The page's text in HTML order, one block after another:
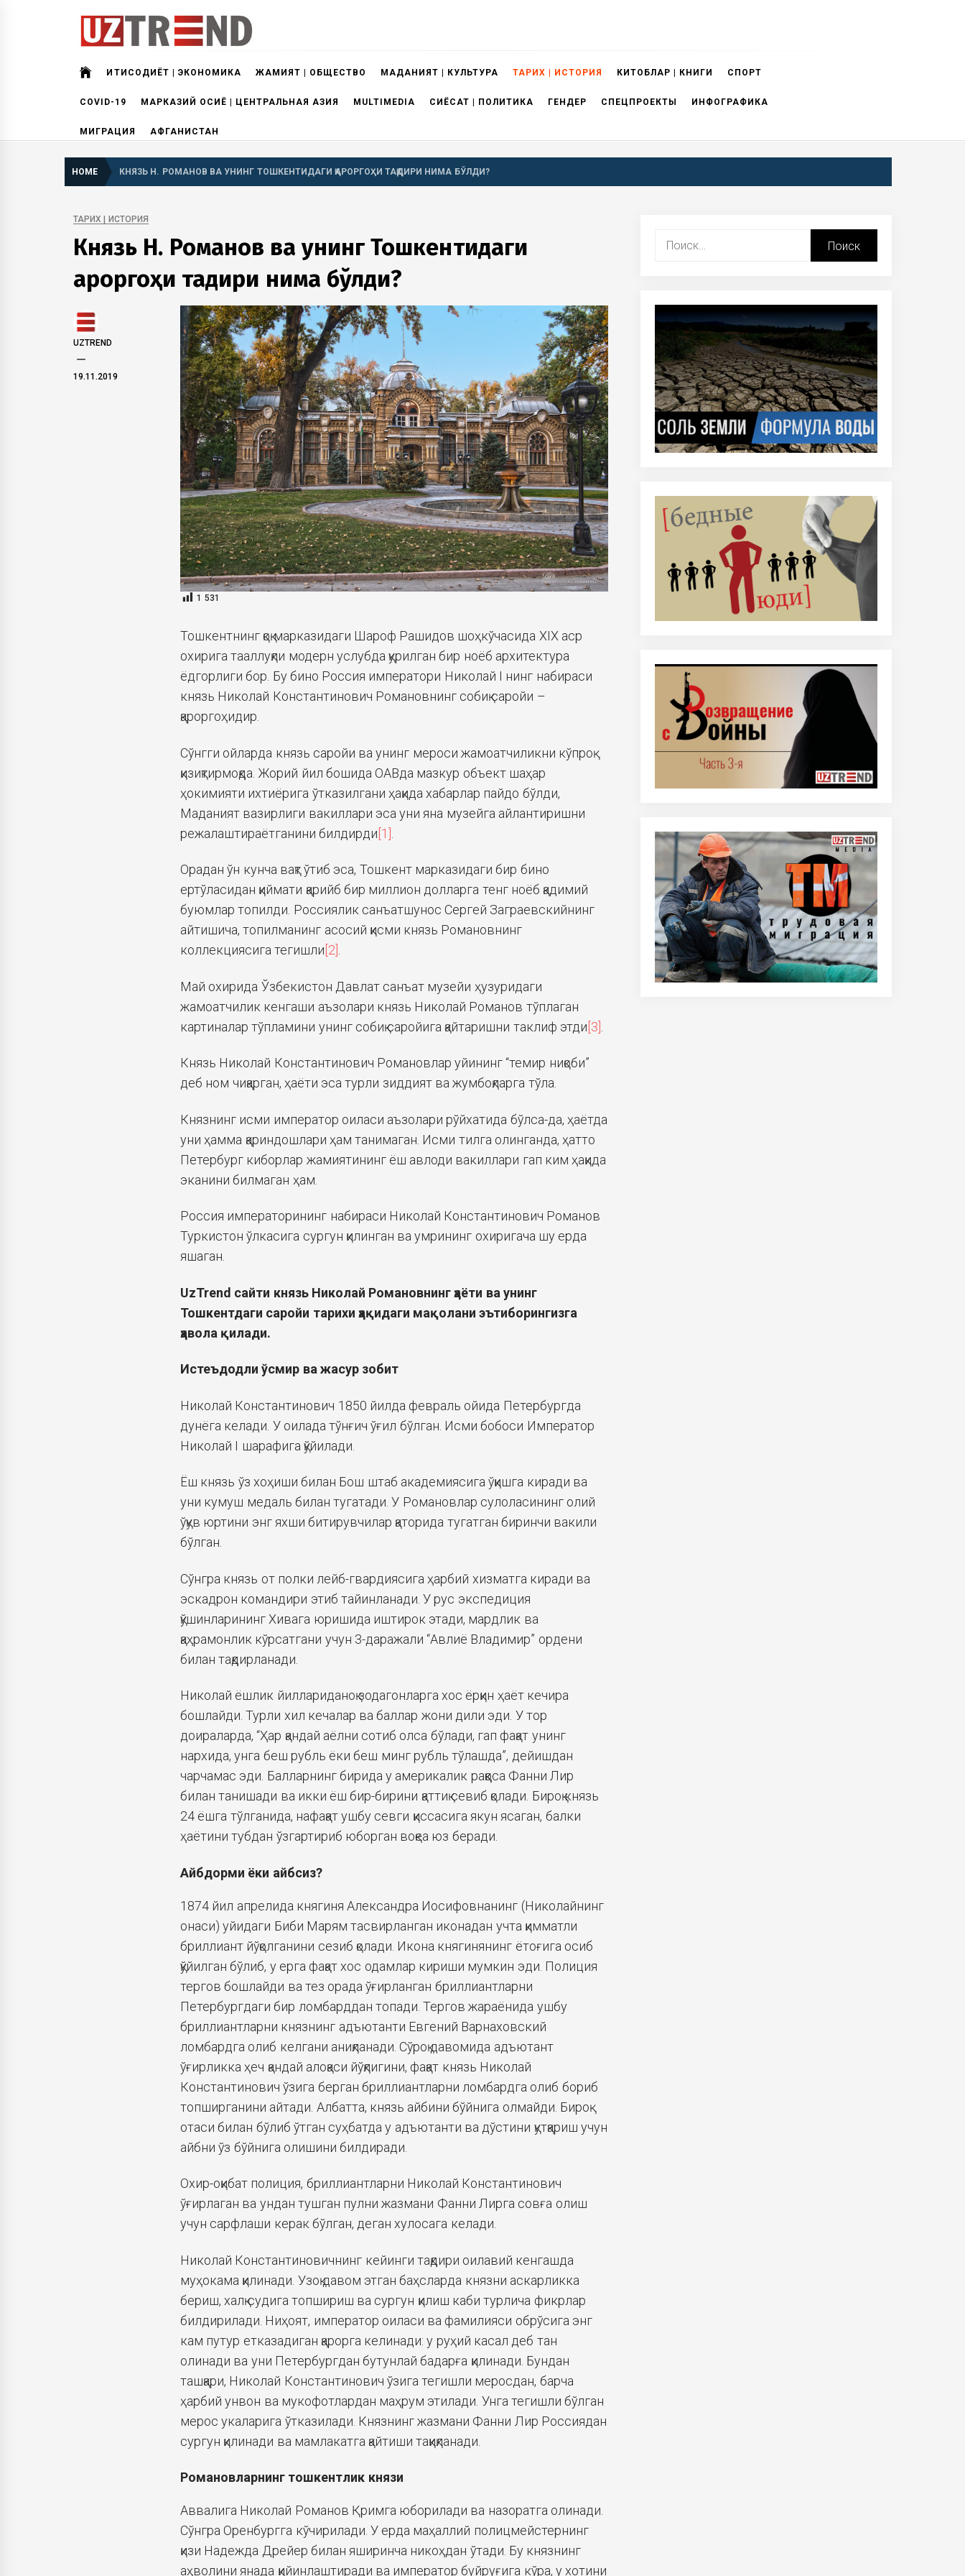
uztrend
ИҚТИСОДИЁТ | ЭКОНОМИКА ЖАМИЯТ | ОБЩЕСТВО МАДАНИЯТ | КУЛЬТУРА ТАРИХ | ИСТОРИЯ КИТОБЛАР | КНИГИ СПОРТ
COVID-19 МАРКАЗИЙ ОСИЁ | ЦЕНТРАЛЬНАЯ АЗИЯ MULTIMEDIA СИЁСАТ | ПОЛИТИКА ГЕНДЕР СПЕЦПРОЕКТЫ ИНФОГРАФИКА
МИГРАЦИЯ АФГАНИСТАН
HOME КНЯЗЬ Н. РОМАНОВ ВА УНИНГ ТОШКЕНТИДАГИ ҚАРОРГОҲИ ТАҚДИРИ НИМА БЎЛДИ?
ТАРИХ | ИСТОРИЯ
Князь Н. Романов ва унинг Тошкентидаги
қароргоҳи тақдири нима бўлди?
UZTREND
19.11.2019
1 531
Тошкентнинг қоқ марказидаги Шароф Рашидов шоҳкўчасида XIX аср
охирига тааллуқли модерн услубда қурилган бир ноёб архитектура
ёдгорлиги бор. Бу бино Россия императори Николай I нинг набираси
князь Николай Константинович Романовнинг собиқ саройи –
қароргоҳидир.
Сўнгги ойларда князь саройи ва унинг мероси жамоатчиликни кўпроқ
қизиқтирмоқда. Жорий йил бошида ОАВда мазкур объект шаҳар
ҳокимияти ихтиёрига ўтказилгани ҳақида хабарлар пайдо бўлди,
Маданият вазирлиги вакиллари эса уни яна музейга айлантиришни
режалаштираётганини билдирди [1]
Орадан ўн кунча вақт ўтиб эса, Тошкент марказидаги бир бино
ертўласидан қиймати қарийб бир миллион долларга тенг ноёб қадимий
буюмлар топилди. Россиялик санъатшунос Сергей Заграевскийнинг
айтишича, топилманинг асосий қисми князь Романовнинг
коллекциясига тегишли [2] .
Май охирида Ўзбекистон Давлат санъат музейи ҳузуридаги
жамоатчилик кенгаши аъзолари князь Николай Романов тўплаган
картиналар тўпламини унинг собиқ саройига қайтаришни таклиф этди [3]
Князь Николай Константинович Романовлар уйининг “темир ниқоби”
деб ном чиқарган, ҳаёти эса турли зиддият ва жумбоқларга тўла.
Князнинг исми император оиласи аъзолари рўйхатида бўлса-да, ҳаётда
уни ҳамма қариндошлари ҳам танимаган. Исми тилга олинганда, ҳатто
Петербург киборлар жамиятининг ёш авлоди вакиллари гап ким ҳақида
эканини билмаган ҳам.
Россия императорининг набираси Николай Константинович Романов
Туркистон ўлкасига сургун қилинган ва умрининг охиригача шу ерда
яшаган.
UzTrend сайти князь Николай Романовнинг ҳаёти ва унинг
Тошкентдаги саройи тарихи ҳақидаги мақолани эътиборингизга
ҳавола қилади.
Истеъдодли ўсмир ва жасур зобит
Николай Константинович 1850 йилда февраль ойида Петербургда
дунёга келади. У оилада тўнғич ўғил бўлган. Исми бобоси Император
Николай I шарафига қўйилади.
Ёш князь ўз хоҳиши билан Бош штаб академиясига ўқишга киради ва
уни кумуш медаль билан тугатади. У Романовлар сулоласининг олий
ўқув юртини энг яхши битирувчилар қаторида тугатган биринчи вакили
бўлган.
Сўнгра князь от полки лейб-гвардиясига ҳарбий хизматга киради ва
эскадрон командири этиб тайинланади. У рус экспедиция
қўшинларининг Хивага юришида иштирок этади, мардлик ва
қаҳрамонлик кўрсатгани учун 3-даражали “Авлиё Владимир” ордени
билан тақдирланади.
Николай ёшлик йиллариданоқ зодагонларга хос ёрқин ҳаёт кечира
бошлайди. Турли хил кечалар ва баллар жони дили эди. У тор
доираларда, “Ҳар қандай аёлни сотиб олса бўлади, гап фақат унинг
нархида, унга беш рубль ёки беш минг рубль тўлашда”, дейишдан
чарчамас эди. Балларнинг бирида у америкалик раққоса Фанни Лир
билан танишади ва икки ёш бир-бирини қаттиқ севиб қолади. Бироқ князь
24 ёшга тўлганида, нафақат ушбу севги қиссасига якун ясаган, балки
ҳаётини тубдан ўзгартириб юборган воқеа юз беради.
Айбдорми ёки айбсиз?
1874 йил апрелида княгиня Александра Иосифовнанинг (Николайнинг
онаси) уйидаги Биби Марям тасвирланган иконадан учта қимматли
бриллиант йўқолганини сезиб қолади. Икона княгинянинг ётоғига осиб
қўйилган бўлиб, у ерга фақат хос одамлар кириши мумкин эди. Полиция
тергов бошлайди ва тез орада ўғирланган бриллиантларни
Петербургдаги бир ломбарддан топади. Тергов жараёнида ушбу
бриллиантларни князнинг адъютанти Евгений Варнаховский
ломбардга олиб келгани аниқланади. Сўроқ давомида адъютант
ўғирликка ҳеч қандай алоқаси йўқлигини, фақат князь Николай
Константинович ўзига берган бриллиантларни ломбардга олиб бориб
топширганини айтади. Албатта, князь айбини бўйнига олмайди. Бироқ
отаси билан бўлиб ўтган суҳбатда у адъютанти ва дўстини қутқариш учун
айбни ўз бўйнига олишини билдиради.
Охир-оқибат полиция, бриллиантларни Николай Константинович
ўғирлаган ва ундан тушган пулни жазмани Фанни Лирга совға олиш
учун сарфлаши керак бўлган, деган хулосага келади.
Николай Константиновичнинг кейинги тақдири оилавий кенгашда
муҳокама қилинади. Узоқ давом этган баҳсларда князни аскарликка
бериш, халқ судига топшириш ва сургун қилиш каби турлича фикрлар
билдирилади. Ниҳоят, император оиласи ва фамилияси обрўсига энг
кам путур етказадиган қарорга келинади: у руҳий касал деб тан
олинади ва уни Петербургдан бутунлай бадарға қилинади. Бундан
ташқари, Николай Константинович ўзига тегишли меросдан, барча
ҳарбий унвон ва мукофотлардан маҳрум этилади. Унга тегишли бўлган
мерос укаларига ўтказилади. Князнинг жазмани Фанни Лир Россиядан
сургун қилинади ва мамлакатга қайтиши тақиқланади.
Романовларнинг тошкентлик князи
Аввалига Николай Романов Қримга юборилади ва назоратга олинади.
Сўнгра Оренбургга кўчирилади. У ерда маҳаллий полицмейстернинг
қизи Надежда Дрейер билан яширинча никоҳдан ўтади. Бу князнинг
аҳволини янада қийинлаштиради ва император буйруғига кўра, у хотини
Найти: